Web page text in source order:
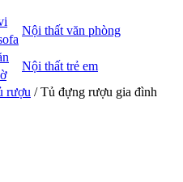
Nội thất văn phòng
Nội thất trẻ em
rượu / Tủ đựng rượu gia đình